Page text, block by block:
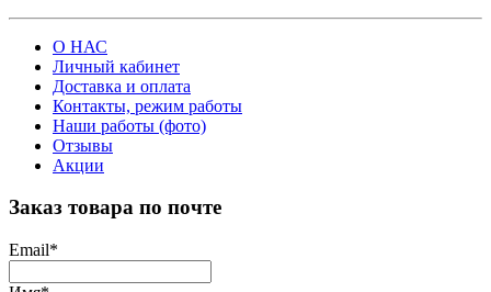
О НАС
Личный кабинет
Доставка и оплата
Контакты, режим работы
Наши работы (фото)
Отзывы
Акции
Заказ товара по почте
Email*